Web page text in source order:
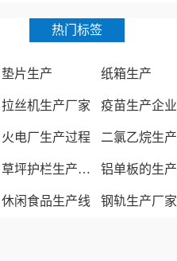
热门标签
垫片生产 纸箱生产
拉丝机生产厂家 疫苗生产企业
火电厂生产过程
草坪护栏生产厂家
休闲食品生产线 钢轨生产厂家